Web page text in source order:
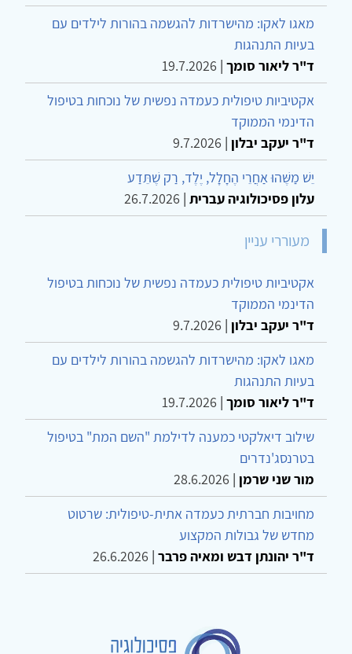
מאגו לאקו: מהישרדות להגשמה בהורות לילדים עם
בעיות התנהגות
ד"ר ליאור סומך |
19.7.2026
אקטיביות טיפולית כעמדה נפשית של נוכחות בטיפול
הדינמי הממוקד
ד"ר יעקב יבלון |
9.7.2026
יֵשׁ מַשֶּׁהוּ אַחֲרֵי הֶחָלָל, יֶלֶד, רַק שֶׁתֵּדַע
עלון פסיכולוגיה עברית |
26.7.2026
מעוררי עניין
אקטיביות טיפולית כעמדה נפשית של נוכחות בטיפול
הדינמי הממוקד
ד"ר יעקב יבלון |
9.7.2026
מאגו לאקו: מהישרדות להגשמה בהורות לילדים עם
בעיות התנהגות
ד"ר ליאור סומך |
19.7.2026
שילוב דיאלקטי כמענה לדילמת "השם המת" בטיפול
בטרנסג'נדרים
מור שני שרמן |
28.6.2026
מחויבות חברתית כעמדה אתית-טיפולית: שרטוט
מחדש של גבולות המקצוע
ד"ר יהונתן דבש ומאיה פרבר |
26.6.2026